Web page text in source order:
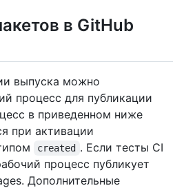
в GitHub
выпуска можно
процесс для публикации
в приведенном ниже
при активации
created . Если тесты CI
процесс публикует
Дополнительные